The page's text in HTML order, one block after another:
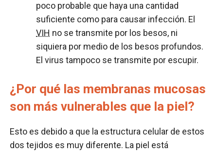
poco probable que haya una cantidad
suficiente como para causar infección. El
VIH no se transmite por los besos, ni
siquiera por medio de los besos profundos.
El virus tampoco se transmite por escupir.
¿Por qué las membranas mucosas
son más vulnerables que la piel?
Esto es debido a que la estructura celular de estos
dos tejidos es muy diferente. La piel está